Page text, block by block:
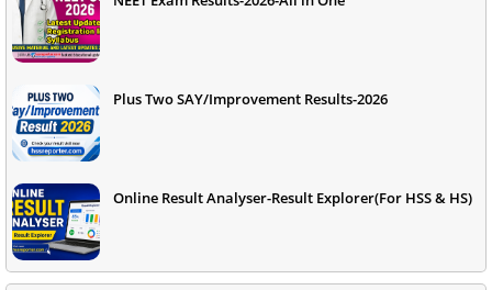
Plus Two SAY/Improvement Results-2026
Online Result Analyser-Result Explorer(For HSS & HS)